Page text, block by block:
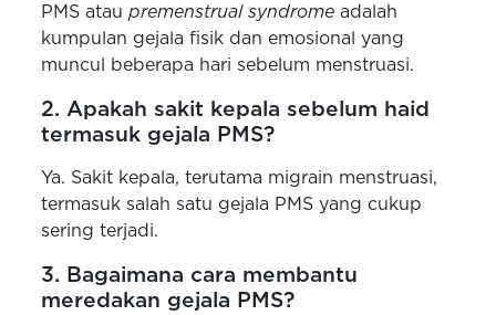
PMS ataupremenstrual syndrome adalah
kumpulan gejala fisik dan emosional yang
muncul beberapa hari sebelum menstruasi.
2. Apakah sakit kepala sebelum haid
termasuk gejala PMS?
Ya. Sakit kepala, terutama migrain menstruasi,
termasuk salah satu gejala PMS yang cukup
sering terjadi.
3. Bagaimana cara membantu
meredakan gejala PMS?